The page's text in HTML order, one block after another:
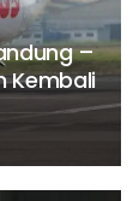
–
Kembali